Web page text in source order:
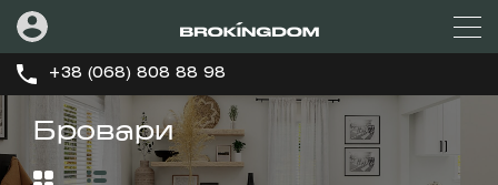
+38 (068) 808 88 98
Бровари